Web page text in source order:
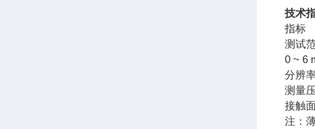
技术
指
测试
0 ~ 6
分辨
测量
接触
注：